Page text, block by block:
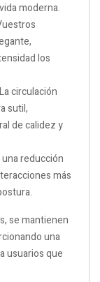
moderna.
los
circulación
sutil,
de calidez y
una reducción
más
se mantienen
una
usuarios que